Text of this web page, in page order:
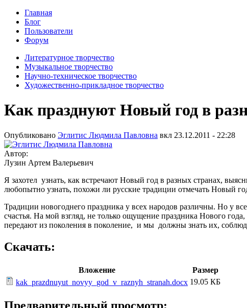
Главная
Блог
Пользователи
Форум
Литературное творчество
Музыкальное творчество
Научно-техническое творчество
Художественно-прикладное творчество
Как празднуют Новый год в
Опубликовано Эглитис Людмила Павловна вкл 23.12.2011 - 22:28
Автор:
Лузин Артем Валерьевич
Я захотел узнать, как встречают Новый год в разных странах,
любопытно узнать, похожи ли русские традиции отмечать Новый
Традиции новогоднего праздника у всех народов различны. Но у
счастья. На мой взгляд, не только ощущение праздника Нового
передают из поколения в поколение, и мы должны знать их,
Скачать:
Вложение
Размер
kak_prazdnuyut_novyy_god_v_raznyh_stranah.docx 19.05 КБ
Предварительный просмотр: